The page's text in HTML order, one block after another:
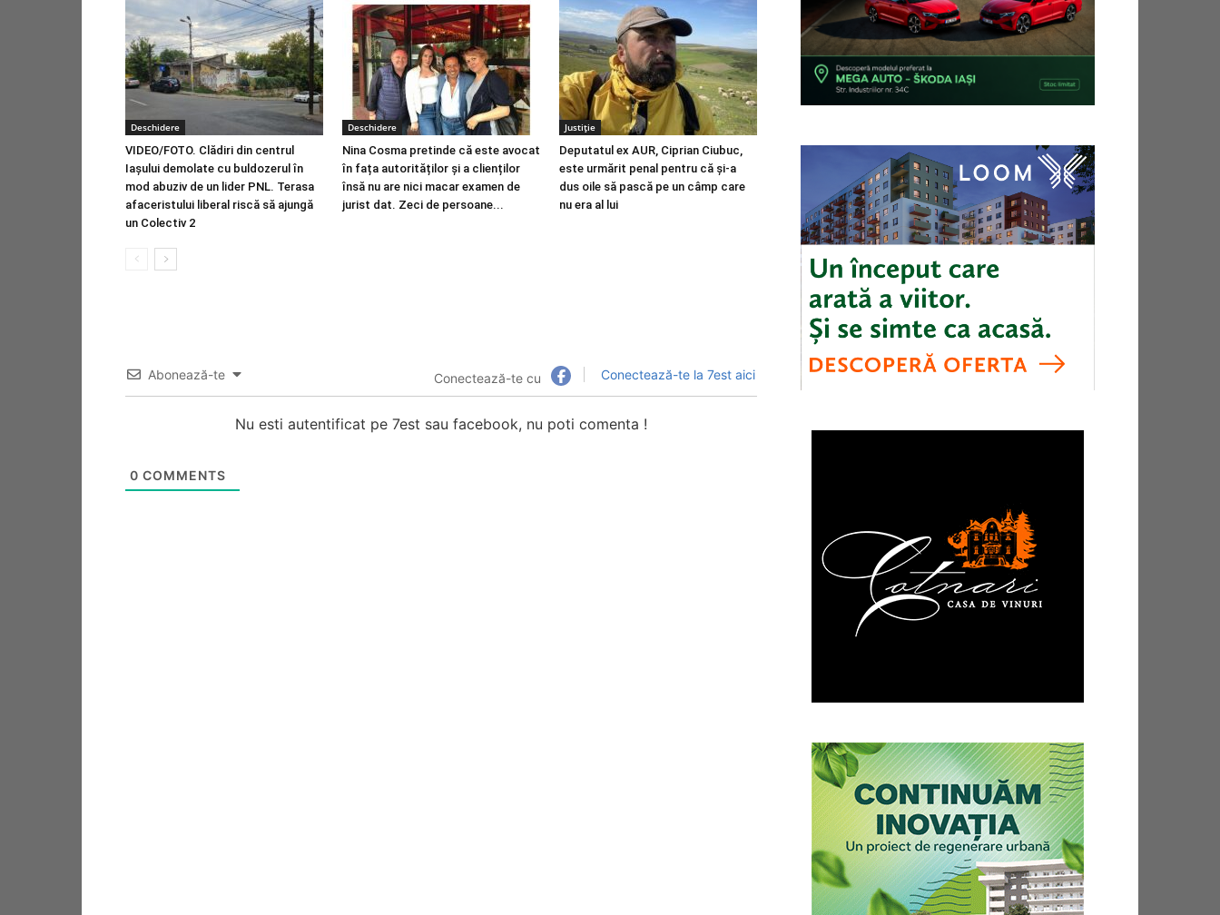
Deschidere
VIDEO/FOTO. Clădiri din centrul
Iașului demolate cu buldozerul în
mod abuziv de un lider PNL. Terasa
afaceristului liberal riscă să ajungă
un Colectiv 2
Deschidere
Nina Cosma pretinde că este avocat
în fața autorităților și a clienților
însă nu are nici macar examen de
jurist dat. Zeci de persoane...
Justiție
Deputatul ex AUR, Ciprian Ciubuc,
este urmărit penal pentru că și-a
dus oile să pască pe un câmp care
nu era al lui
Abonează-te Conectează-te cu Conectează-te la 7est aici
Nu esti autentificat pe 7est sau facebook, nu poti comenta !
0 COMMENTS